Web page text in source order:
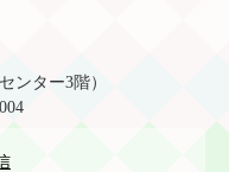
ンター3階）